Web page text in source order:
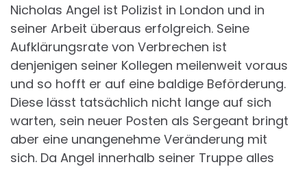
Nicholas Angel ist Polizist in London und in
seiner Arbeit überaus erfolgreich. Seine
Aufklärungsrate von Verbrechen ist
denjenigen seiner Kollegen meilenweit voraus
und so hofft er auf eine baldige Beförderung.
Diese lässt tatsächlich nicht lange auf sich
warten, sein neuer Posten als Sergeant bringt
aber eine unangenehme Veränderung mit
sich. Da Angel innerhalb seiner Truppe alles